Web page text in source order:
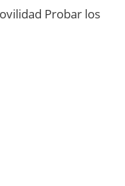
Probar los